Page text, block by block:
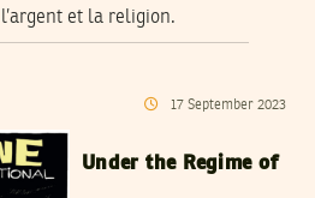
l’argent et la religion.
17 September 2023
Under the Regime of